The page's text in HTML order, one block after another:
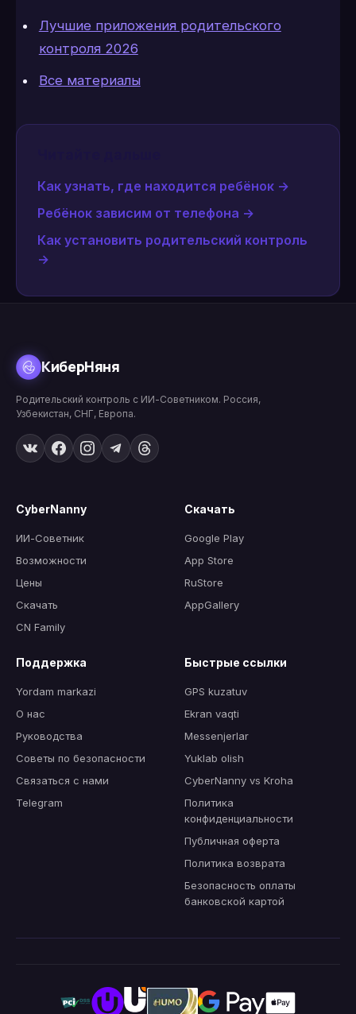
Лучшие приложения родительского
контроля 2026
Все материалы
Как узнать, где находится ребёнок →
Ребёнок зависим от телефона →
Как установить родительский контроль
→
КиберНяня
Родительский контроль с ИИ-Советником. Россия,
Узбекистан, СНГ, Европа.
CyberNanny
ИИ-Советник
Возможности
Цены
Скачать
CN Family
Скачать
Google Play
App Store
RuStore
AppGallery
Поддержка
Yordam markazi
О нас
Руководства
Советы по безопасности
Связаться с нами
Telegram
Быстрые ссылки
GPS kuzatuv
Ekran vaqti
Messenjerlar
Yuklab olish
CyberNanny vs Kroha
Политика
конфиденциальности
Публичная оферта
Политика возврата
Безопасность оплаты
банковской картой